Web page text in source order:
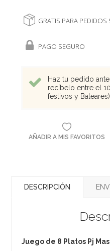
GRATIS PARA PEDIDOS
PAGO SEGURO
Haz tu pedido
recíbelo entre el
festivos y Baleares)
AÑADIR A MIS FAVORITOS
DESCRIPCIÓN
Juego de 8 Platos Pj